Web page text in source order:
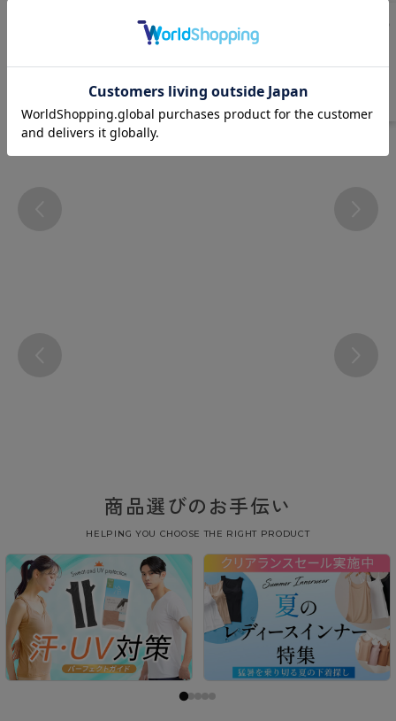
Instagram
@atsugi_official_webshop
商品選びのお手伝い
HELPING YOU CHOOSE THE RIGHT PRODUCT